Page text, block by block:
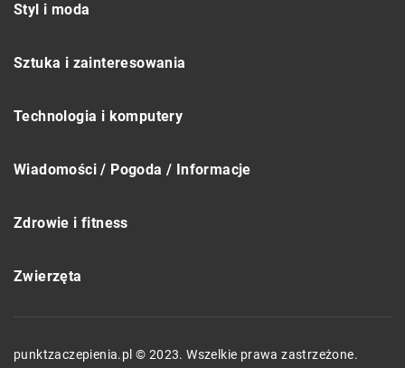
Styl i moda
Sztuka i zainteresowania
Technologia i komputery
Wiadomości / Pogoda / Informacje
Zdrowie i fitness
Zwierzęta
punktzaczepienia.pl © 2023. Wszelkie prawa zastrzeżone.